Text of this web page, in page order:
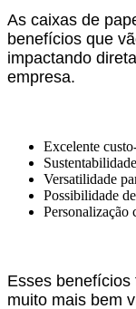
As caixas de
benefícios que
impactando
empresa.
Excelente
Versatilidade
Possibilidade
Personalização
Esses
muito mais bem